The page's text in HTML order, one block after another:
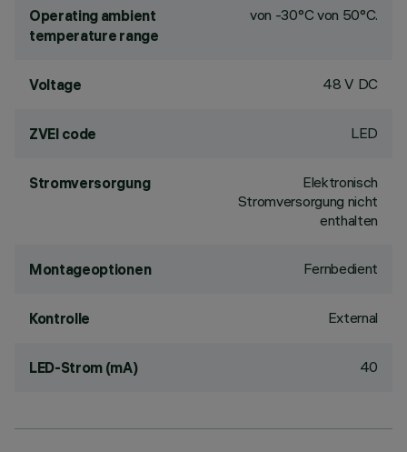
Operating ambient
temperature range
von -30°C von 50°C.
Voltage 48 V DC
ZVEI code LED
Stromversorgung
Elektronisch
Stromversorgung nicht
enthalten
Montageoptionen Fernbedient
Kontrolle External
LED-Strom (mA) 40